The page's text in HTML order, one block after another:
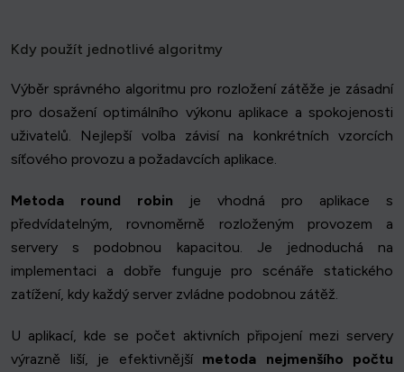
Kdy použít jednotlivé algoritmy
Výběr správného algoritmu pro rozložení zátěže je zásadní
pro dosažení optimálního výkonu aplikace a spokojenosti
uživatelů. Nejlepší volba závisí na konkrétních vzorcích
síťového provozu a požadavcích aplikace.
Metoda round robin je vhodná pro aplikace s
předvídatelným, rovnoměrně rozloženým provozem a
servery s podobnou kapacitou. Je jednoduchá na
implementaci a dobře funguje pro scénáře statického
zatížení, kdy každý server zvládne podobnou zátěž.
U aplikací, kde se počet aktivních připojení mezi servery
výrazně liší, je efektivnější metoda nejmenšího počtu